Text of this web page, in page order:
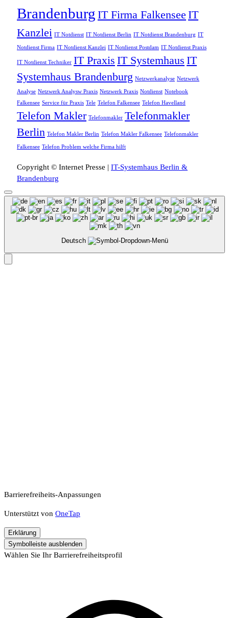
Brandenburg IT Firma Falkensee IT
Kanzlei IT Notdienst IT Notdienst Berlin IT Notdienst Brandenburg IT
Notdienst Firma IT Notdienst Kanzlei IT Notdienst Postdam IT Notdienst Praxis
IT Notdienst Techniker IT Praxis IT Systemhaus IT
Systemhaus Brandenburg Netzwerkanalyse Netzwerk
Analyse Netzwerk Analysw Praxis Netzwerk Praxis Notdienst Notebook
Falkensee Service für Praxis Tele Telefon Falkensee Telefon Havelland
Telefon Makler Telefonmakler Telefonmakler
Berlin Telefon Makler Berlin Telefon Makler Falkensee Telefonmakler
Falkensee Telefon Problem welche Firma hilft
Copyright © Internet Presse | IT-Systemhaus Berlin &
Brandenburg
Deutsch
Barrierefreiheits-Anpassungen
Unterstützt von OneTap
Erklärung
Symbolleiste ausblenden
Wählen Sie Ihr Barrierefreiheitsprofil